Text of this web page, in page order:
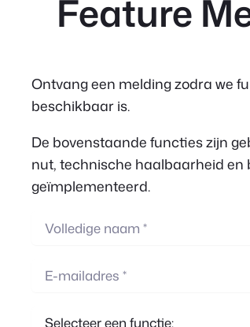
Feature
Ontvang een melding zodra we
beschikbaar is.
De bovenstaande functies zijn
nut, technische haalbaarheid en
geïmplementeerd.